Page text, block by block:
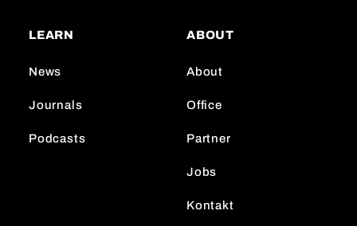
g
a
LEARN
News
Journals
Podcasts
ABOUT
About
Office
Partner
Jobs
Kontakt